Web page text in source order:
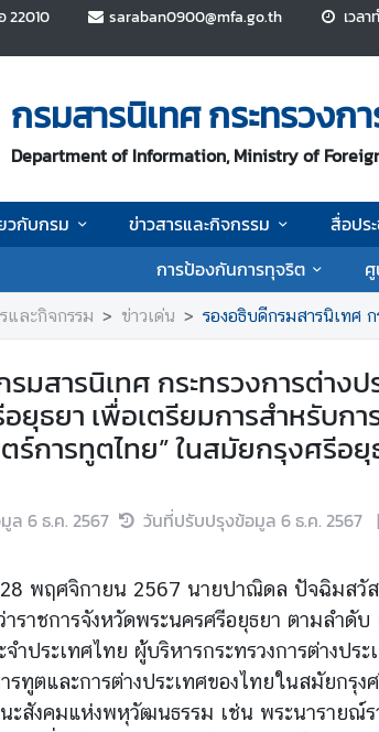
22010 saraban0900@mfa.go.th เวล
กรมสารนิเทศ กระทรวงก
Department of Information, Ministry of
วกับกรม ข่าวสารและกิจกรรม สื่อปร
การป้องกันการทุจริต
และกิจกรรม ข่าวเด่น รองอธิบดีกรมสารนิเทศ กระทรวงการต่างประเทศ พบหารือ
มสารนิเทศ กระทรวงการต่าง
ยุธยา เพื่อเตรียมการสำหรับกา
ร์การทูตไทย” ในสมัยกรุงศรีอยุ
ล 6 ธ.ค. 2567 วันที่ปรับปรุงข้อมูล 6 ธ.ค. 2567 |
พฤศจิกายน 2567 นายปาณิดล ปัจฉิมสวัส
าราชการจังหวัดพระนครศรีอยุธยา ตามลำ
จำประเทศไทย ผู้บริหารกระทรวงการต่าง
รทูตและการต่างประเทศของไทยในสมัยก
ะสังคมแห่งพหุวัฒนธรรม เช่น พระนารายณ์